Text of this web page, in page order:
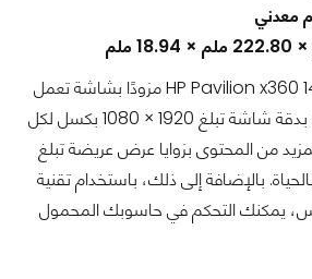
يأتي جهاز HP Pavilion x360 14-dw1002ne مزودًا بشاشة تعمل
باللمس مقاس 14 بوصة بدقة شاشة تبلغ 1920 × 1080 بكسل لكل
من المحتوى بزوايا عرض عريضة تبلغ
بالإضافة إلى ذلك، باستخدام تقنية
يمكنك التحكم في حاسوبك المحمول